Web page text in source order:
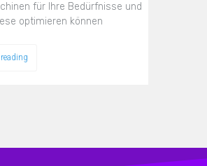
für Ihre Bedürfnisse und
optimieren können